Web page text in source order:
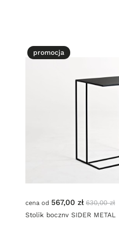
cena od 567,00 zł 630,00 zł
Stolik boczny SIDER METAL
promocja